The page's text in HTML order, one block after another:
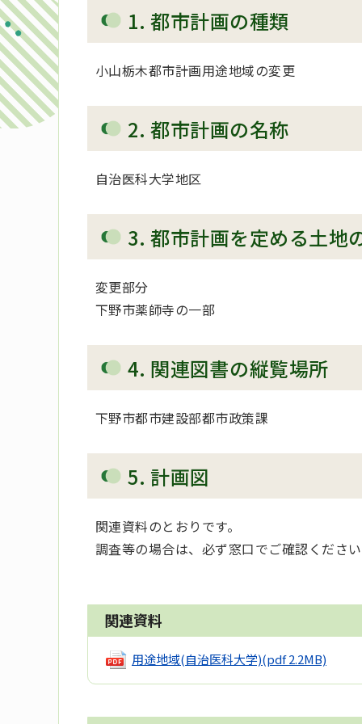
1. 都市計画の種類
小山栃木都市計画用途地域の変更
2. 都市計画の名称
自治医科大学地区
3. 都市計画を定める土地
変更部分
下野市薬師寺の一部
4. 関連図書の縦覧場所
下野市都市建設部都市政策課
5. 計画図
関連資料のとおりです。
調査等の場合は、必ず窓口でご確認くださ
関連資料
用途地域(自治医科大学)(pdf 2.2MB)